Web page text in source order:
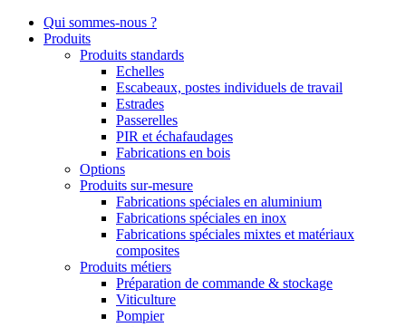
Qui sommes-nous ?
Produits
Produits standards
Echelles
Escabeaux, postes individuels de travail
Estrades
Passerelles
PIR et échafaudages
Fabrications en bois
Options
Produits sur-mesure
Fabrications spéciales en aluminium
Fabrications spéciales en inox
Fabrications spéciales mixtes et matériaux
composites
Produits métiers
Préparation de commande & stockage
Viticulture
Pompier